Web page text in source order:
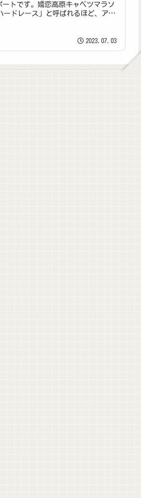
ートです。嬬恋高原キャベツマラソ
ードレース」と呼ばれるほど、アッ
2023.07.03